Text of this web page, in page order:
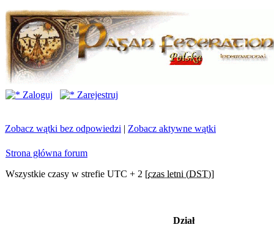
Zaloguj Zarejestruj
Zobacz wątki bez odpowiedzi | Zobacz aktywne wątki
Strona główna forum
Wszystkie czasy w strefie UTC + 2 [czas letni (DST)]
Dział